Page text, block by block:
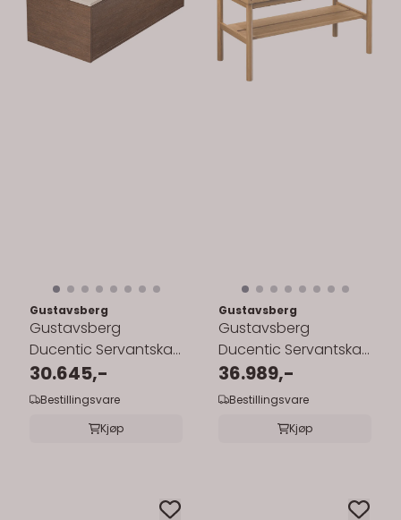
Gustavsberg
Gustavsberg
Ducentic Servantskap
100 cm med Beige
Royal Benkeplate og
30.645,-
Bestillingsvare
Kjøp
Gustavsberg
Gustavsberg
Ducentic Servantskap
100 cm med
Benramme og ...
36.989,-
Bestillingsvare
Kjøp